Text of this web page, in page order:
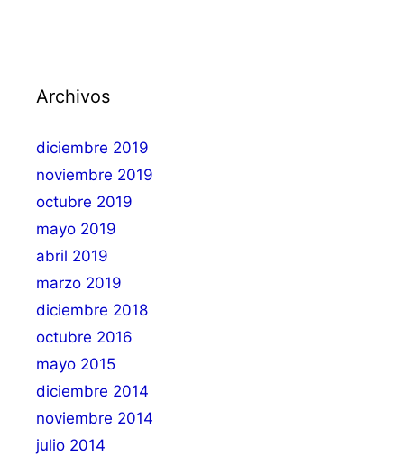
Archivos
diciembre 2019
noviembre 2019
octubre 2019
mayo 2019
abril 2019
marzo 2019
diciembre 2018
octubre 2016
mayo 2015
diciembre 2014
noviembre 2014
julio 2014